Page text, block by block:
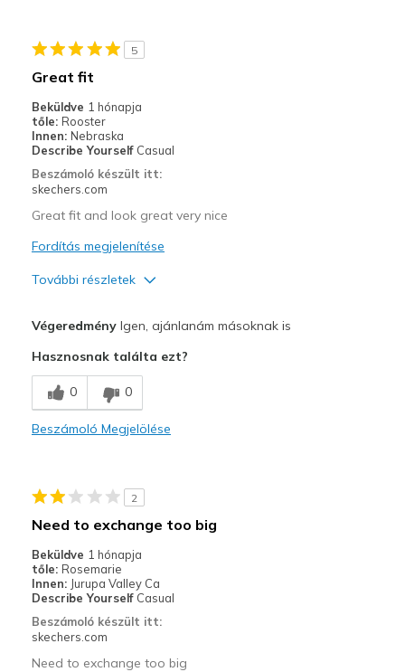
Casual Wear
Width
Sizing
Feels true to size
View On Shoes
Shoes are for Wearing
5
Great fit
Beküldve 1 hónapja
tőle: Rooster
Innen: Nebraska
Describe Yourself Casual
Beszámoló készült itt:
skechers.com
Great fit and look great very nice
Fordítás megjelenítése
További részletek
Comfortable
Durable
Going Out
Width
Sizing
VégeredményIgen, ajánlanám másoknak is
Hasznosnak találta ezt?
0 0
Beszámoló Megjelölése
2
Need to exchange too big
Beküldve 1 hónapja
tőle: Rosemarie
Innen: Jurupa Valley Ca
Describe Yourself Casual
Beszámoló készült itt:
skechers.com
Need to exchange too big